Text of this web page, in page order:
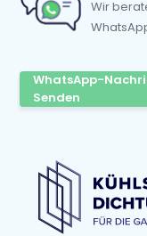
Wir
WhatsApp-
Senden